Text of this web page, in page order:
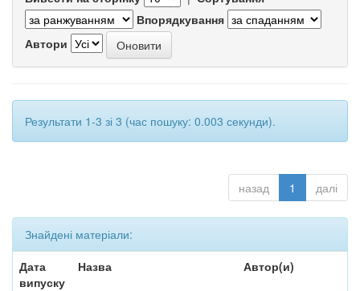
Впорядкування
Автори
Результати 1-3 зі 3 (час пошуку: 0.003 секунди).
назад 1 далі
Знайдені матеріали:
Дата
випуску
Назва Автор(и)